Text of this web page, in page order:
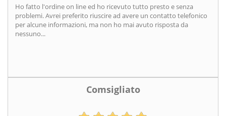
Ho fatto l'ordine on line ed ho ricevuto tutto presto e senza
problemi. Avrei preferito riuscire ad avere un contatto telefonico
per alcune informazioni, ma non ho mai avuto risposta da
nessuno...
Comsigliato